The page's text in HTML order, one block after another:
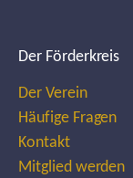
Der Förderkreis
Der Verein
Häufige Fragen
Kontakt
Mitglied werden